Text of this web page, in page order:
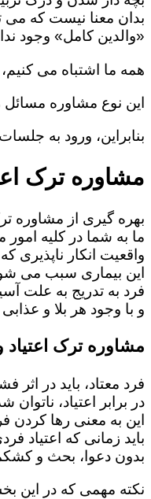
بدان معنا نیست که می
«والدین کامل» وجود
همه ما اشتباه می
این نوع مشاوره مسائل
بنابراین، ورود به
مشاوره ترک
بهره گیری از مشاوره
ما به شما در کلیه
واقعیت انکار ناپذیری
این بیماری سبب می
فرد به تدریج به علت
و با وجود هر بلا و
مشاوره ترک
فرد معتاد، باید در
در برابر اعتیاد،
این به معنی رها کردن
باید زمانی که اعتیاد
بدون دعوا، بحث و
نکته مهمی که در این